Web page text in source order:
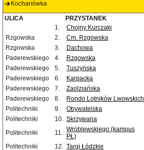
Kochanówka
ULICA PRZYSTANEK
1.
Chojny Kurczaki
Rzgowska
2. Cm. Rzgowska
Rzgowska
3. Dachowa
Paderewskiego
4. Rzgowska
Paderewskiego
5. Tuszyńska
Paderewskiego
6. Karpacka
Paderewskiego
7. Zaolziańska
Paderewskiego
8. Rondo Lotników Lwowskich
Politechniki
9. Obywatelska
Politechniki
10. Skrzywana
Politechniki
11. Wróblewskiego (kampus
PŁ)
Politechniki 12. Targi Łódzkie